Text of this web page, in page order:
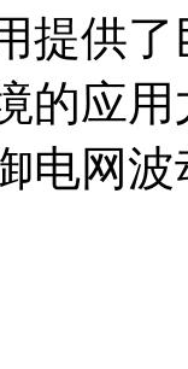
提供
的应
电网